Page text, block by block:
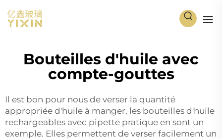
Bouteilles d'huile avec
compte-gouttes
Il est bon pour nous de verser la quantité
appropriée d'huile à manger, les bouteilles d'huile
rechargeables avec pipette pratique en sont un
exemple. Elles permettent de verser facilement un